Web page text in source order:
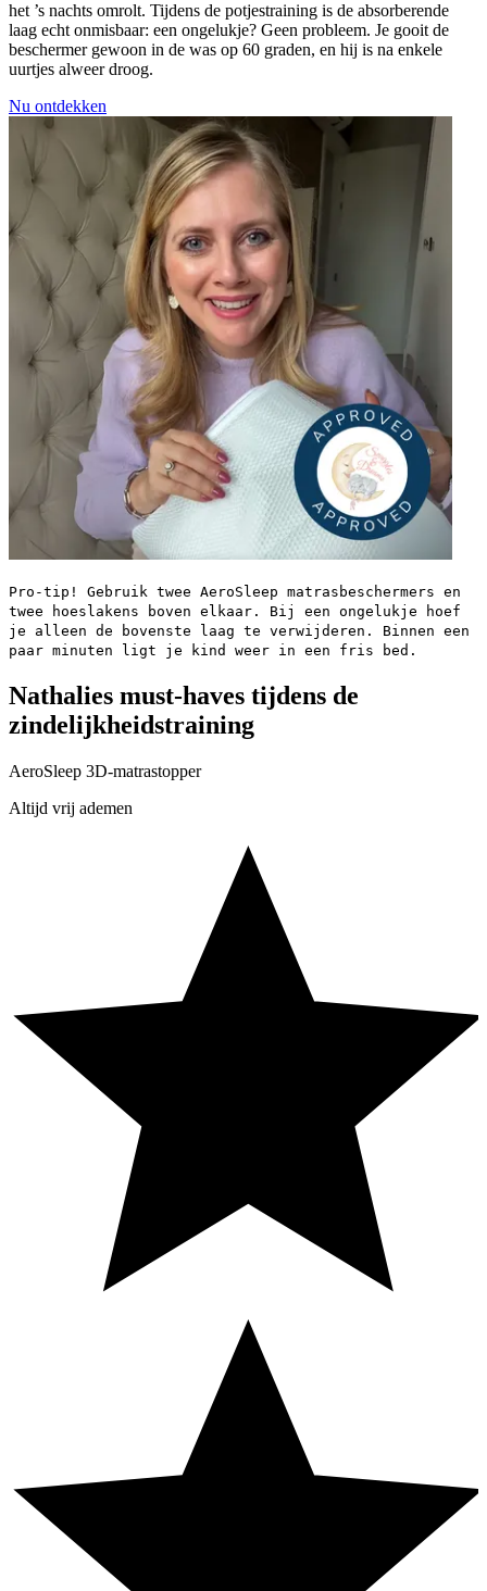
het ’s nachts omrolt. Tijdens de potjestraining is de absorberende
laag echt onmisbaar: een ongelukje? Geen probleem. Je gooit de
beschermer gewoon in de was op 60 graden, en hij is na enkele
uurtjes alweer droog.
Nu ontdekken
Pro-tip! Gebruik twee AeroSleep matrasbeschermers en
twee hoeslakens boven elkaar. Bij een ongelukje hoef
je alleen de bovenste laag te verwijderen. Binnen een
paar minuten ligt je kind weer in een fris bed.
Nathalies must-haves tijdens de
zindelijkheidstraining
AeroSleep 3D-matrastopper
Altijd vrij ademen